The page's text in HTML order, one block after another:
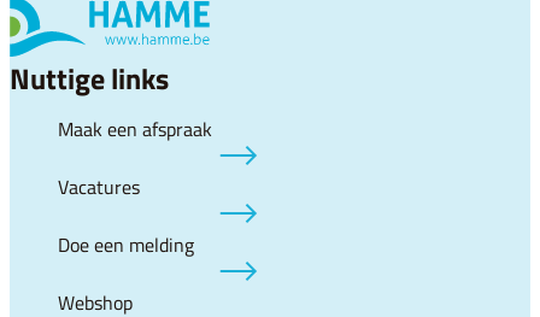
Nuttige links
Maak een afspraak
Vacatures
Doe een melding
Webshop